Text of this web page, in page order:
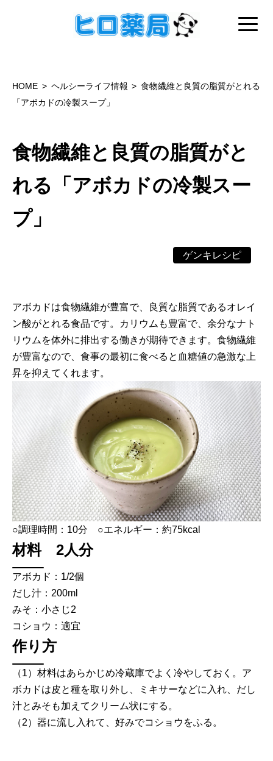
HOME ヘルシーライフ情報
食物繊維と良質の脂質がとれる
「アボカドの冷製スープ」
食物繊維と良質の脂質がと
れる「アボカドの冷製スー
プ」
ゲンキレシピ
アボカドは食物繊維が豊富で、良質な脂質であるオレイ
ン酸がとれる食品です。カリウムも豊富で、余分なナト
リウムを体外に排出する働きが期待できます。食物繊維
が豊富なので、食事の最初に食べると血糖値の急激な上
昇を抑えてくれます。
○調理時間：10分 ○エネルギー：約75kcal
材料 2人分
アボカド：1/2個
だし汁：200ml
みそ：小さじ2
コショウ：適宜
作り方
（1）材料はあらかじめ冷蔵庫でよく冷やしておく。ア
ボカドは皮と種を取り外し、ミキサーなどに入れ、だし
汁とみそも加えてクリーム状にする。
（2）器に流し入れて、好みでコショウをふる。